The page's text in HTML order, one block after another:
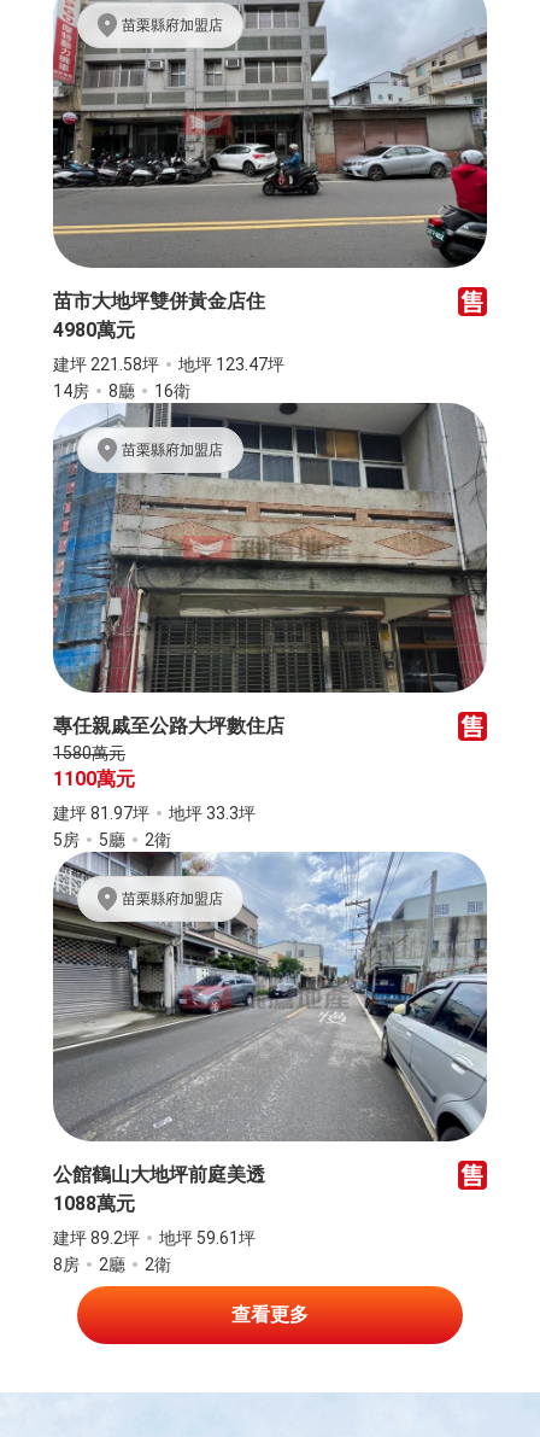
苗栗縣府加盟店
苗市大地坪雙併黃金店住
4980萬元
建坪 221.58坪
地坪 123.47坪
14房
8廳 16衛
苗栗縣府加盟店
專任親戚至公路大坪數住店
1580萬元
1100萬元
建坪 81.97坪
地坪 33.3坪
5房
5廳 2衛
苗栗縣府加盟店
公館鶴山大地坪前庭美透
1088萬元
建坪 89.2坪
地坪 59.61坪
8房
2廳 2衛
查看更多